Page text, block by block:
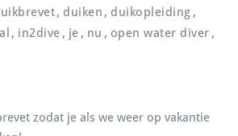
, duiken , duikopleiding ,
, in2dive , je , nu , open water diver ,
zodat je als we weer op vakantie